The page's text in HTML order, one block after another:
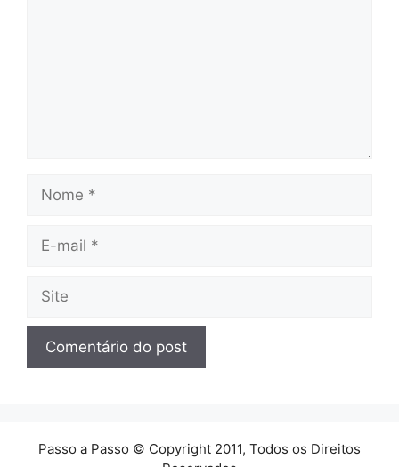
Nome
Site
Passo a Passo © Copyright 2011, Todos os Direitos